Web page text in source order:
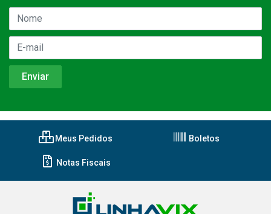
Meus Pedidos Boletos
Notas Fiscais